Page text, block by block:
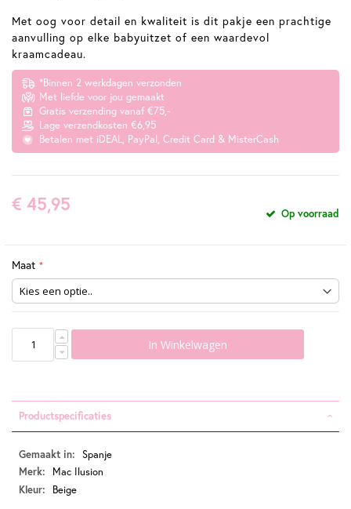
Met oog voor detail en kwaliteit is dit pakje een prachtige
aanvulling op elke babyuitzet of een waardevol
kraamcadeau.
*Binnen 2 werkdagen verzonden
Met liefde voor jou gemaakt
Gratis verzending vanaf €75,-
Lage verzendkosten €6,95
Betalen met iDEAL, PayPal, Credit Card & MisterCash
€ 45,95 Op voorraad
Maat
In Winkelwagen
Productspecificaties
Productspecificaties
Spanje
Mac Ilusion
Beige